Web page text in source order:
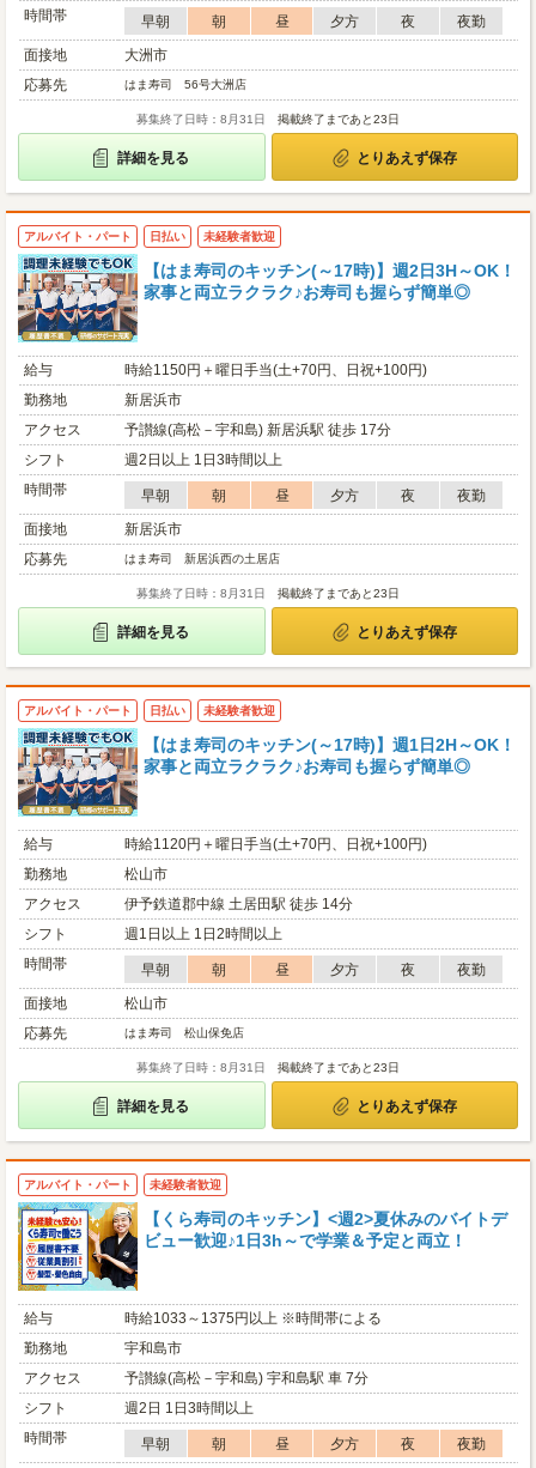
時間帯
早朝 朝 昼 夕方 夜
夜勤
面接地
大洲市
応募先
はま寿司 56号大洲店
募集終了日時：8月31日 掲載終了まであと23日
詳細を見る とりあえず保存
アルバイト・パート 日払い 未経験者歓迎
【はま寿司のキッチン(～17時)】週2日3H～OK！
家事と両立ラクラク♪お寿司も握らず簡単◎
給与
時給1150円＋曜日手当(土+70円、日祝+100円)
勤務地
新居浜市
アクセス
予讃線(高松－宇和島) 新居浜駅 徒歩 17分
シフト
週2日以上 1日3時間以上
時間帯
早朝 朝 昼 夕方 夜
夜勤
面接地
新居浜市
応募先
はま寿司 新居浜西の土居店
募集終了日時：8月31日 掲載終了まであと23日
詳細を見る とりあえず保存
アルバイト・パート 日払い 未経験者歓迎
【はま寿司のキッチン(～17時)】週1日2H～OK！
家事と両立ラクラク♪お寿司も握らず簡単◎
給与
時給1120円＋曜日手当(土+70円、日祝+100円)
勤務地
松山市
アクセス
伊予鉄道郡中線 土居田駅 徒歩 14分
シフト
週1日以上 1日2時間以上
時間帯
早朝 朝 昼 夕方 夜
夜勤
面接地
松山市
応募先
はま寿司 松山保免店
募集終了日時：8月31日 掲載終了まであと23日
詳細を見る とりあえず保存
アルバイト・パート 未経験者歓迎
【くら寿司のキッチン】<週2>夏休みのバイトデ
ビュー歓迎♪1日3h～で学業＆予定と両立！
給与
時給1033～1375円以上 ※時間帯による
勤務地
宇和島市
アクセス
予讃線(高松－宇和島) 宇和島駅 車 7分
シフト
週2日 1日3時間以上
時間帯
早朝 朝 昼 夕方 夜 夜勤